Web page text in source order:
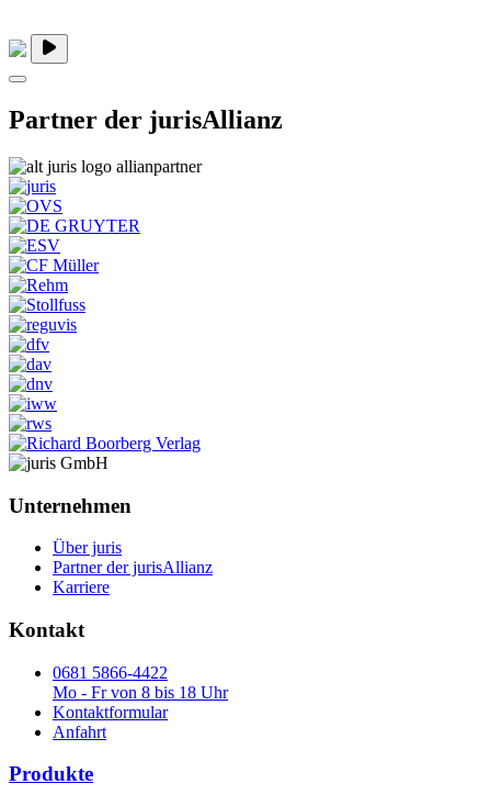
Partner der jurisAllianz
Unternehmen
Über juris
Partner der jurisAllianz
Karriere
Kontakt
0681 5866-4422
Mo - Fr von 8 bis 18 Uhr
Kontaktformular
Anfahrt
Produkte